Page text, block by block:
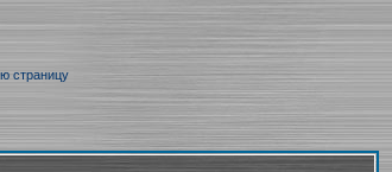
страницу